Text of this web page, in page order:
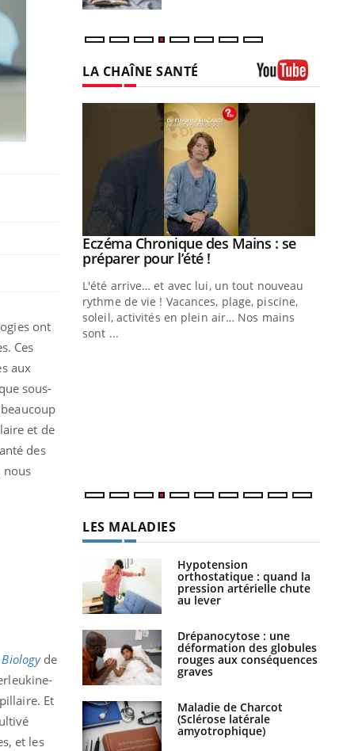
ont
Ces
aux
sous-
et de
des
nous
de
Et
et les
LA CHAÎNE SANTÉ
de type 2
Youtube
Eczéma Chronique des Mains : se
préparer pour l’été !Youtube
L'été arrive… et avec lui, un tout nouveau
rythme de vie ! Vacances, plage, piscine,
soleil, activités en plein air… Nos mains
sont ...
LES MALADIES
Hypotension
orthostatique : quand la
pression artérielle chute
au lever
Drépanocytose : une
déformation des globules
rouges aux conséquences
graves
Maladie de Charcot
(Sclérose latérale
amyotrophique)